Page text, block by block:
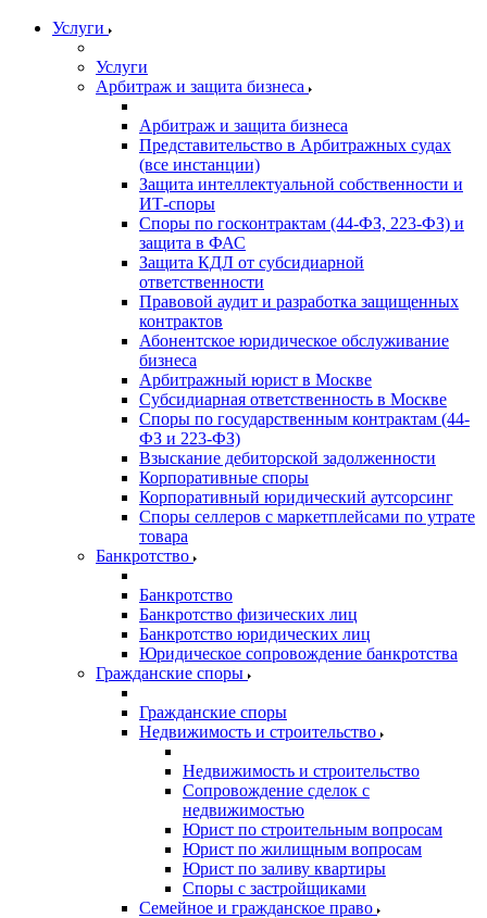
Услуги
Услуги
Арбитраж и защита бизнеса
Арбитраж и защита бизнеса
Представительство в Арбитражных судах
(все инстанции)
Защита интеллектуальной собственности и
ИТ-споры
Споры по госконтрактам (44-ФЗ, 223-ФЗ) и
защита в ФАС
Защита КДЛ от субсидиарной
ответственности
Правовой аудит и разработка защищенных
контрактов
Абонентское юридическое обслуживание
бизнеса
Арбитражный юрист в Москве
Субсидиарная ответственность в Москве
Споры по государственным контрактам (44-
ФЗ и 223-ФЗ)
Взыскание дебиторской задолженности
Корпоративные споры
Корпоративный юридический аутсорсинг
Споры селлеров с маркетплейсами по утрате
товара
Банкротство
Банкротство
Банкротство физических лиц
Банкротство юридических лиц
Юридическое сопровождение банкротства
Гражданские споры
Гражданские споры
Недвижимость и строительство
Недвижимость и строительство
Сопровождение сделок с
недвижимостью
Юрист по строительным вопросам
Юрист по жилищным вопросам
Юрист по заливу квартиры
Споры с застройщиками
Семейное и гражданское право